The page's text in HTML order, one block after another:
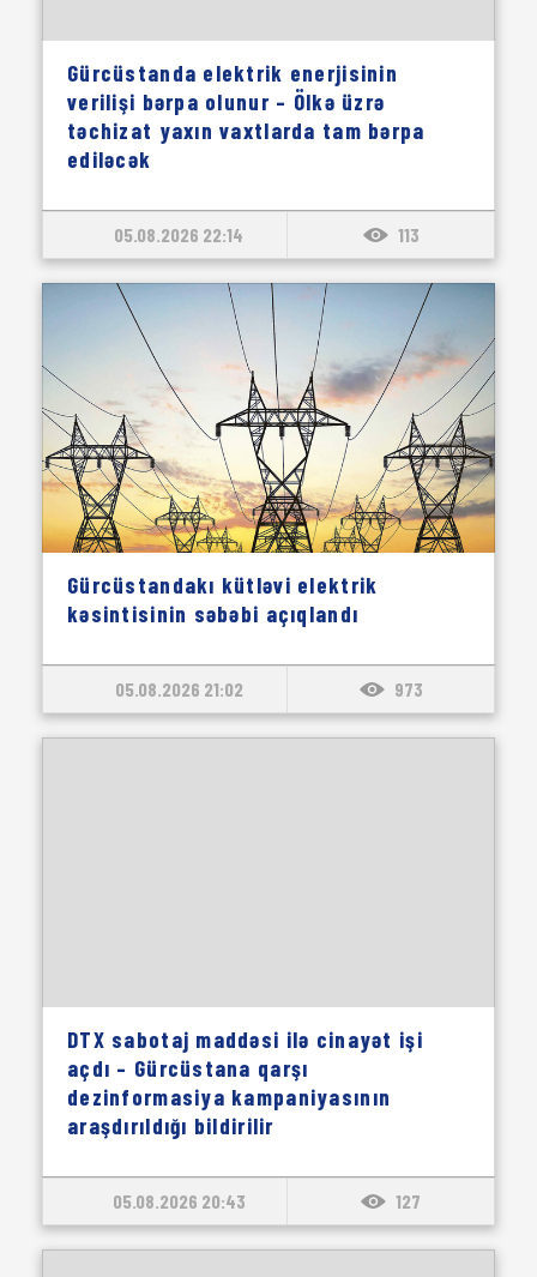
Gürcüstanda elektrik enerjisinin
verilişi bərpa olunur – Ölkə üzrə
təchizat yaxın vaxtlarda tam bərpa
ediləcək
05.08.2026 22:14 113
Gürcüstandakı kütləvi elektrik
kəsintisinin səbəbi açıqlandı
05.08.2026 21:02 973
DTX sabotaj maddəsi ilə cinayət işi
açdı – Gürcüstana qarşı
dezinformasiya kampaniyasının
araşdırıldığı bildirilir
05.08.2026 20:43 127